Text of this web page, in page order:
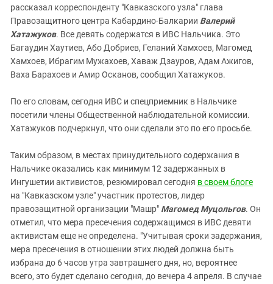
рассказал корреспонденту "Кавказского узла" глава
Правозащитного центра Кабардино-Балкарии Валерий
Хатажуков. Все девять содержатся в ИВС Нальчика. Это
Багаудин Хаутиев, Або Добриев, Геланий Хамхоев, Магомед
Хамхоев, Ибрагим Мужахоев, Хаваж Дзауров, Адам Ажигов,
Ваха Барахоев и Амир Осканов, сообщил Хатажуков.
По его словам, сегодня ИВС и спецприемник в Нальчике
посетили члены Общественной наблюдательной комиссии.
Хатажуков подчеркнул, что они сделали это по его просьбе.
Таким образом, в местах принудительного содержания в
Нальчике оказались как минимум 12 задержанных в
Ингушетии активистов, резюмировал сегодня в своем блоге
на "Кавказском узле" участник протестов, лидер
правозащитной организации "Машр" Магомед Муцольгов. Он
отметил, что мера пресечения содержащимся в ИВС девяти
активистам еще не определена. "Учитывая сроки задержания,
мера пресечения в отношении этих людей должна быть
избрана до 6 часов утра завтрашнего дня, но, вероятнее
всего, это будет сделано сегодня, до вечера 4 апреля. В случае